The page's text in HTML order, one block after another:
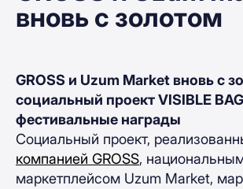
вновь с золотом
GROSS и Uzum Market вновь с
социальный проект VISIBLE
фестивальные награды
Социальный проект,
компанией GROSS,
маркетплейсом Uzum Market,